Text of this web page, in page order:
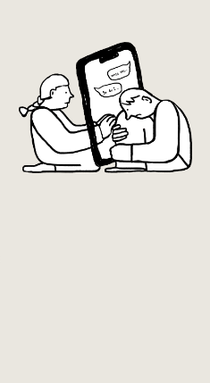
vida. Ela me
encontrou num
estado misto de
depressão e
agitação com
pensamentos